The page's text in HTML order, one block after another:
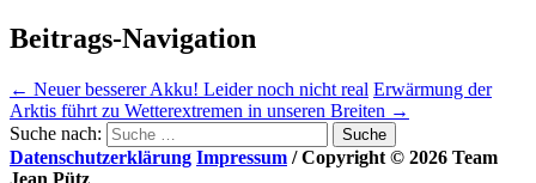
Beitrags-Navigation
← Neuer besserer Akku! Leider noch nicht real Erwärmung der
Arktis führt zu Wetterextremen in unseren Breiten →
Suche nach:
Datenschutzerklärung Impressum / Copyright © 2026 Team